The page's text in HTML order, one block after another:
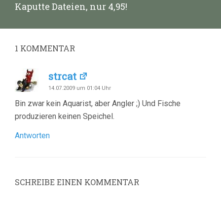
Nächster
Kaputte Dateien, nur 4,95!
1 KOMMENTAR
strcat
14.07.2009 um 01:04 Uhr
Bin zwar kein Aquarist, aber Angler ;) Und Fische
produzieren keinen Speichel.
Antworten
SCHREIBE EINEN KOMMENTAR